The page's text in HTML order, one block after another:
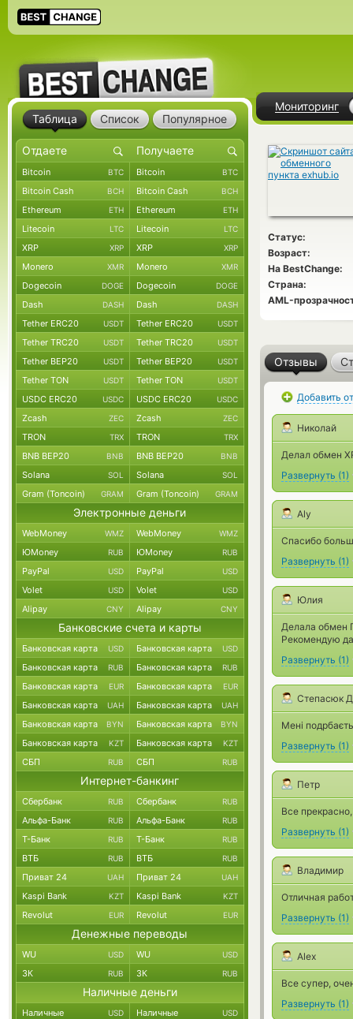
Мониторинг
Статус:
Возраст:
На BestChange:
Страна:
AML-
Отзывы
Добавить
Николай
Делал обмен
Развернуть (1)
Aly
Спасибо
Развернуть (1)
Юлия
Делала обмен
Рекомендую
Развернуть (1)
Степасюк
Мені
Развернуть (1)
Петр
Все
Развернуть (1)
Владимир
Отличная
Развернуть (1)
Alex
Все супер,
Развернуть (1)
Таблица Список Популярное
Bitcoin BTC Bitcoin BTC
Bitcoin Cash BCH Bitcoin Cash BCH
Ethereum ETH Ethereum ETH
Litecoin LTC Litecoin LTC
XRP XRP XRP XRP
Monero XMR Monero XMR
Dogecoin DOGE Dogecoin DOGE
Dash DASH Dash DASH
Tether ERC20 USDT Tether ERC20 USDT
Tether TRC20 USDT Tether TRC20 USDT
Tether BEP20 USDT Tether BEP20 USDT
Tether TON USDT Tether TON USDT
USDC ERC20 USDC USDC ERC20 USDC
Zcash ZEC Zcash ZEC
TRON TRX TRON TRX
BNB BEP20 BNB BNB BEP20 BNB
Solana SOL Solana SOL
Gram (Toncoin) GRAM Gram (Toncoin) GRAM
Электронные деньги
WebMoney WMZ WebMoney WMZ
ЮMoney RUB ЮMoney RUB
PayPal USD PayPal USD
Volet USD Volet USD
Alipay CNY Alipay CNY
Банковские счета и карты
Банковская карта USD Банковская карта USD
Банковская карта RUB Банковская карта RUB
Банковская карта EUR Банковская карта EUR
Банковская карта UAH Банковская карта UAH
Банковская карта BYN Банковская карта BYN
Банковская карта KZT Банковская карта KZT
СБП RUB СБП RUB
Интернет-банкинг
Сбербанк RUB Сбербанк RUB
Альфа-Банк RUB Альфа-Банк RUB
Т-Банк RUB Т-Банк RUB
ВТБ RUB ВТБ RUB
Приват 24 UAH Приват 24 UAH
Kaspi Bank KZT Kaspi Bank KZT
Revolut EUR Revolut EUR
Денежные переводы
WU USD WU USD
ЗК RUB ЗК RUB
Наличные деньги
Наличные USD Наличные USD